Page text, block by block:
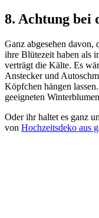
8. Achtung bei
Ganz abgesehen davon,
ihre Blütezeit haben als
verträgt die Kälte. Es
Anstecker und
Köpfchen hängen
geeigneten
Oder ihr haltet es ganz
von Hochzeitsdeko aus